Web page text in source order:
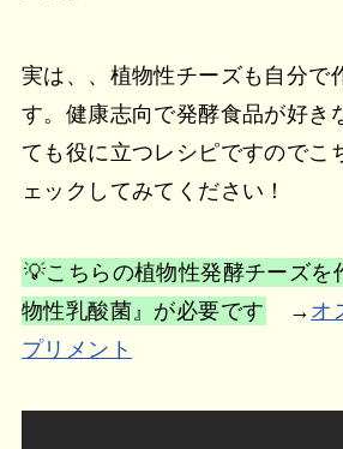
実は、、植物性チーズも自分で
す。健康志向で発酵食品が好き
ても役に立つレシピですのでこ
ェックしてみてください！
💡こちらの植物性発酵チーズを
物性乳酸菌』が必要です
→ オ
プリメント